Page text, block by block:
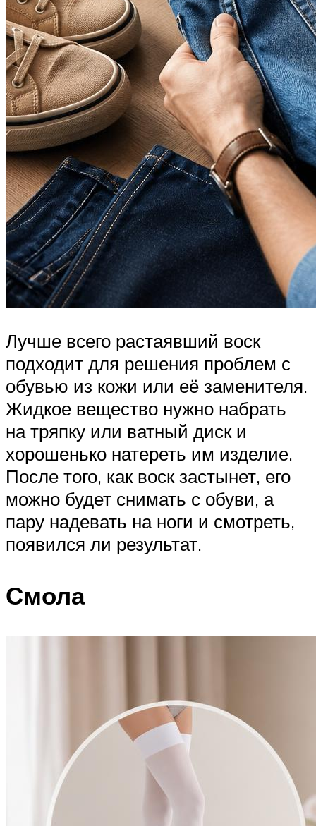
Лучше всего растаявший воск
подходит для решения проблем с
обувью из кожи или её заменителя.
Жидкое вещество нужно набрать
на тряпку или ватный диск и
хорошенько натереть им изделие.
После того, как воск застынет, его
можно будет снимать с обуви, а
пару надевать на ноги и смотреть,
появился ли результат.
Смола